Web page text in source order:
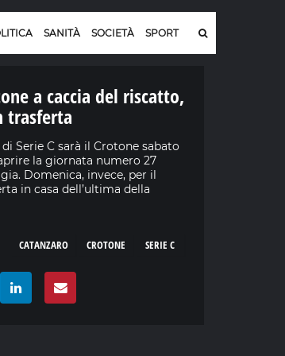
SANITÀ SOCIETÀ SPORT
a caccia del riscatto,
trasferta
Serie C sarà il Crotone sabato
la giornata numero 27
Domenica, invece, per il
in casa dell’ultima della
SERIE C
CROTONE
CATANZARO